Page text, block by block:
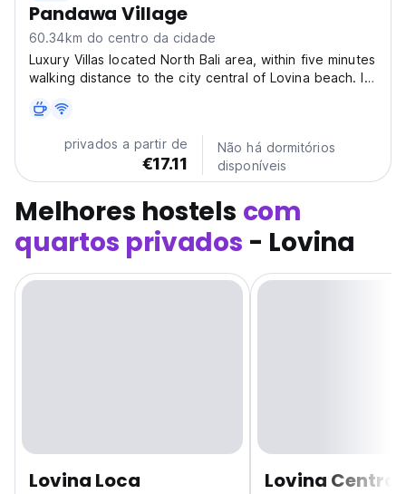
Pandawa Village
60.34km do centro da cidade
Luxury Villas located North Bali area, within five minutes
walking distance to the city central of Lovina beach. Is
spacious and enlightened designed with Balinese and
modern style. Enjoy our lush beautiful...
privados a partir de
€17.11
Não há dormitórios
disponíveis
Melhores hostels com
quartos privados - Lovina
Lovina Loca
Lovina Central